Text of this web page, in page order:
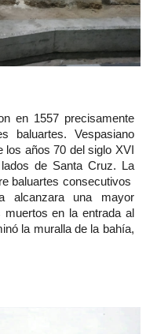
en 1557 precisamente
baluartes. Vespasiano
los años 70 del siglo XVI
de Santa Cruz. La
baluartes consecutivos
alcanzara una mayor
muertos en la entrada al
la muralla de la bahía,